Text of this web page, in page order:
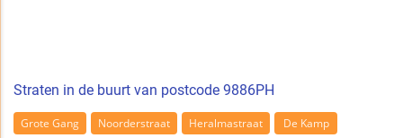
Straten in de buurt van postcode 9886PH
Grote Gang Noorderstraat Heralmastraat
De Kamp